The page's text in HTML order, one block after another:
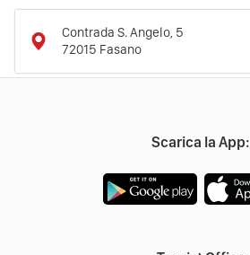
Contrada S. Angelo, 5
72015 Fasano
Scarica la App: